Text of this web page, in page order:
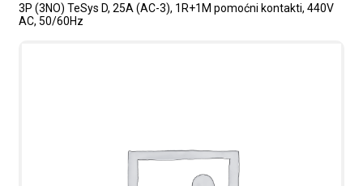
3P (3NO) TeSys D, 25A (AC-3), 1R+1M pomoćni kontakti, 440V
AC, 50/60Hz